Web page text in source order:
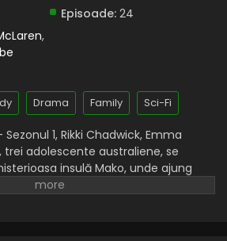
Episoade: 24
,
Drama Family Sci-Fi
1, Rikki Chadwick, Emma
trei adolescente australiene, se
insulă Mako, unde ajung
inactiv, chiar în momentul în